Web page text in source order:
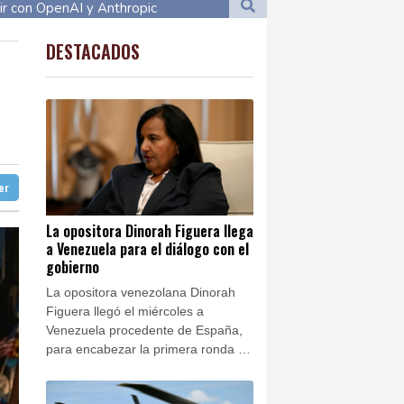
8 °C
Domingo
25 °C
Bueno Aires
25 °C
San Salvador
25 °C
31 °C
29 °C
Buenos Aires
14 °C
21 °C
con OpenAI y Anthropic
el gobierno
y un avión comercial
de los hogares
vinculado a Rusia
con 32 años
tras los incendios
DESTACADOS
La opositora Dinorah Figuera llega
a Venezuela para el diálogo con el
gobierno
La opositora venezolana Dinorah
Figuera llegó el miércoles a
Venezuela procedente de España,
para encabezar la primera ronda de
interino para alcanzar una